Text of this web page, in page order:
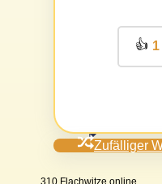
👍 1
Zufälliger
310 Flachwitze online